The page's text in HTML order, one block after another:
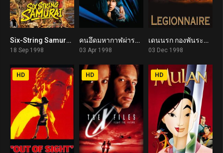
6.6
Six-String Samurai (1998)
18 Sep 1998
0
คนอึดมหากาฬผ่ารหัสนรก Mercury Rising (1998)
03 Apr 1998
0
เดนนรก กองพันระอุ Legionnaire (1998)
03 Dec 1998
HD HD HD